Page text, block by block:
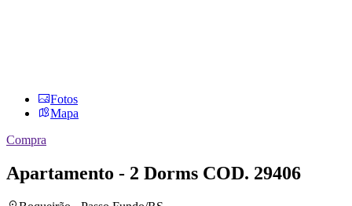
Fotos
Mapa
Compra
Apartamento - 2 Dorms COD. 29406